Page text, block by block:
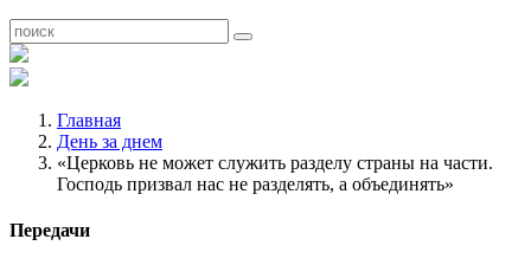
Главная
День за днем
«Церковь не может служить разделу страны на части.
Господь призвал нас не разделять, а объединять»
Передачи